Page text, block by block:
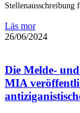
Stellenausschreibung
Läs mor
26/06/2024
Die Melde-
MIA